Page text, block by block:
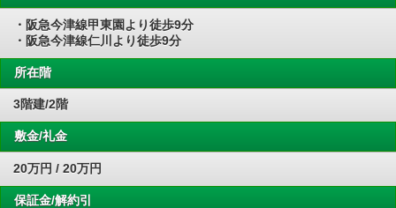
・阪急今津線甲東園より徒歩9分
・阪急今津線仁川より徒歩9分
所在階
3階建/2階
敷金/礼金
20万円 / 20万円
保証金/解約引